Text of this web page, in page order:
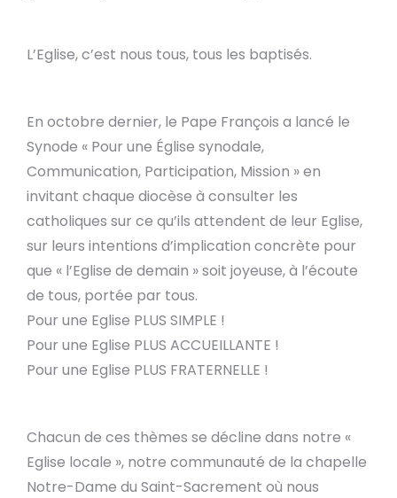
L’Eglise, c’est nous tous, tous les baptisés.
En octobre dernier, le Pape François a lancé le
Synode « Pour une Église synodale,
Communication, Participation, Mission » en
invitant chaque diocèse à consulter les
catholiques sur ce qu’ils attendent de leur Eglise,
sur leurs intentions d’implication concrète pour
que « l’Eglise de demain » soit joyeuse, à l’écoute
de tous, portée par tous.
Pour une Eglise PLUS SIMPLE !
Pour une Eglise PLUS ACCUEILLANTE !
Pour une Eglise PLUS FRATERNELLE !
Chacun de ces thèmes se décline dans notre «
Eglise locale », notre communauté de la chapelle
Notre-Dame du Saint-Sacrement où nous